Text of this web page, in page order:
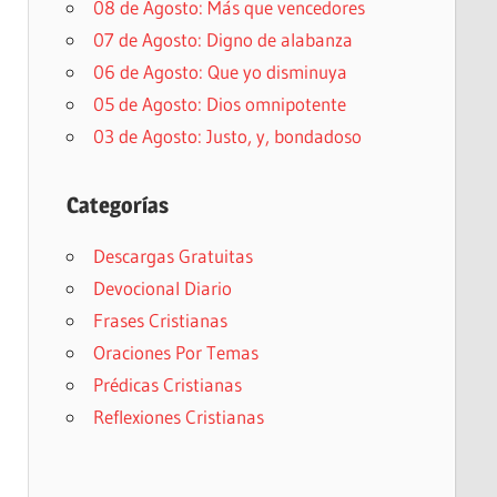
08 de Agosto: Más que vencedores
07 de Agosto: Digno de alabanza
06 de Agosto: Que yo disminuya
05 de Agosto: Dios omnipotente
03 de Agosto: Justo, y, bondadoso
Categorías
Descargas Gratuitas
Devocional Diario
Frases Cristianas
Oraciones Por Temas
Prédicas Cristianas
Reflexiones Cristianas